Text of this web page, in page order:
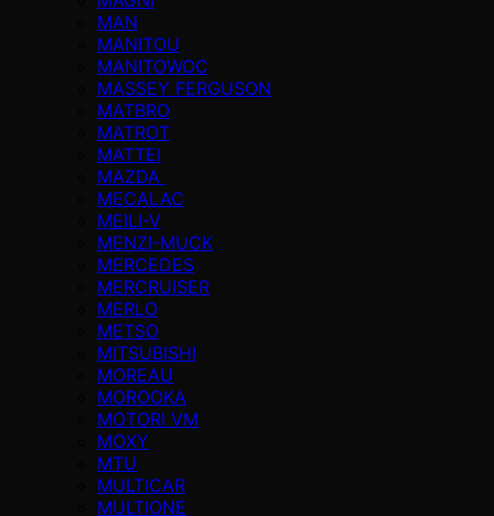
MAN
MANITOU
MANITOWOC
MASSEY FERGUSON
MATBRO
MATROT
MATTEI
MAZDA
MECALAC
MEILI-V
MENZI-MUCK
MERCEDES
MERCRUISER
MERLO
METSO
MITSUBISHI
MOREAU
MOROOKA
MOTORI VM
MOXY
MTU
MULTICAR
MULTIONE